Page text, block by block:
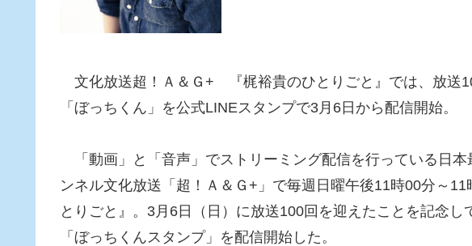
文化放送超！Ａ＆Ｇ+ 『梶裕貴のひとりごと』では、放送
「ぼっちくん」を公式LINEスタンプで3月6日から配信開始。
「動画」と「音声」でストリーミング配信を行っている日本
ンネル文化放送「超！Ａ＆Ｇ+」で毎週日曜午後11時00分～
とりごと』。3月6日（日）に放送100回を迎えたことを記念
「ぼっちくんスタンプ」を配信開始した。